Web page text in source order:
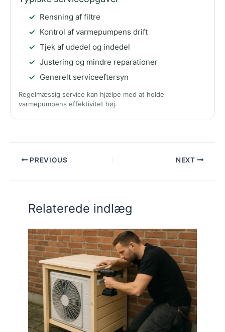
Rensning af filtre
Kontrol af varmepumpens drift
Tjek af udedel og indedel
Justering og mindre reparationer
Generelt serviceeftersyn
Regelmæssig service kan hjælpe med at holde
varmepumpens effektivitet høj.
PREVIOUS NEXT
Relaterede indlæg